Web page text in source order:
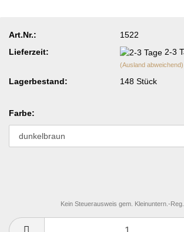
Art.Nr.:
1522
Lieferzeit:
2-3
(Ausland abweichend)
Lagerbestand: 148Stück
Farbe:
Kein Steuerausweis gem. Kleinuntern.-